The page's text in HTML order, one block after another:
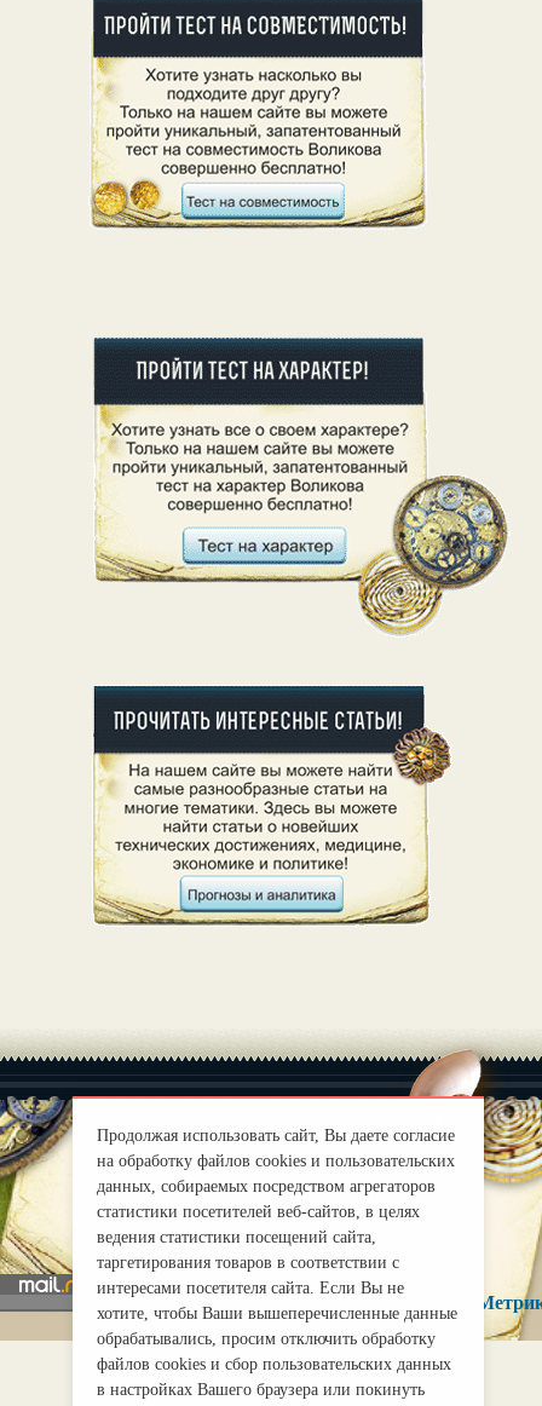
О нас |
Правила
mirprognoz@mail.ru
Продолжая использовать сайт, Вы даете согласие
на обработку файлов cookies и пользовательских
данных, собираемых посредством агрегаторов
статистики посетителей веб-сайтов, в целях
ведения статистики посещений сайта,
таргетирования товаров в соответствии с
интересами посетителя сайта. Если Вы не
хотите, чтобы Ваши вышеперечисленные данные
обрабатывались, просим отключить обработку
файлов cookies и сбор пользовательских данных
в настройках Вашего браузера или покинуть